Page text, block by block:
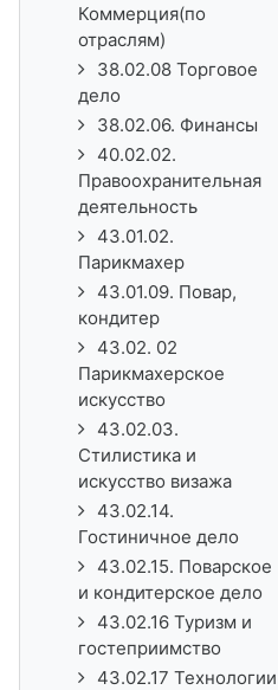
Коммерция(по
отраслям)
38.02.08 Торговое
дело
38.02.06. Финансы
40.02.02.
Правоохранительная
деятельность
43.01.02.
Парикмахер
43.01.09. Повар,
кондитер
43.02. 02
Парикмахерское
искусство
43.02.03.
Стилистика и
искусство визажа
43.02.14.
Гостиничное дело
43.02.15. Поварское
и кондитерское дело
43.02.16 Туризм и
гостеприимство
43.02.17 Технологии